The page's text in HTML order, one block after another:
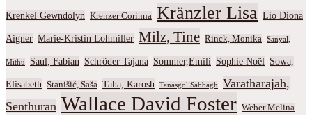
Krenkel Gewndolyn Krenzer Corinna Kränzler Lisa Lio Diona
Aigner Marie-Kristin Lohmiller Milz, Tine Rinck, Monika Sanyal,
Mithu Saul, Fabian Schröder Tajana Sommer,Emili Sophie Noël Sowa,
Elisabeth Stanišić, Saša Taha, Karosh Tanasgol Sabbagh
Varatharajah,
Senthuran Wallace David Foster Weber Melina